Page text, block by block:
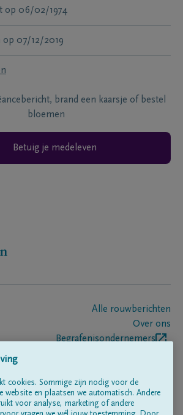
op 06/02/1974
op 07/12/2019
brand een kaarsje of bestel
bloemen
Betuig je medeleven
Alle rouwberichten
Over ons
Begrafenisondernemers
cookies. Sommige zijn nodig voor de
website en plaatsen we automatisch. Andere
voor analyse, marketing of andere